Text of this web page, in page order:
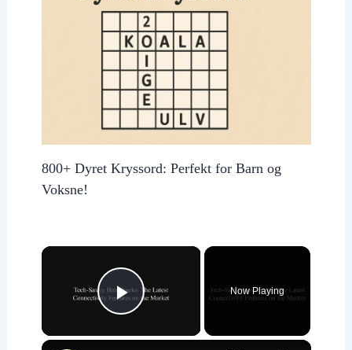
800+ Dyret Kryssord: Perfekt for Barn og
Voksne!
×
Play Video
Now Playing
×